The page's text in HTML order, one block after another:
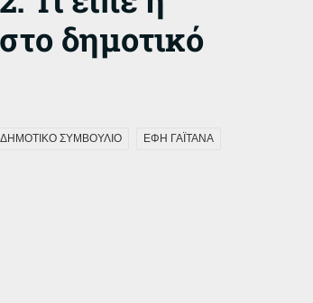
δημοτικό
ΔΗΜΟΤΙΚΟ ΣΥΜΒΟΥΛΙΟ ΕΦΗ ΓΑΪΤΑΝΑ